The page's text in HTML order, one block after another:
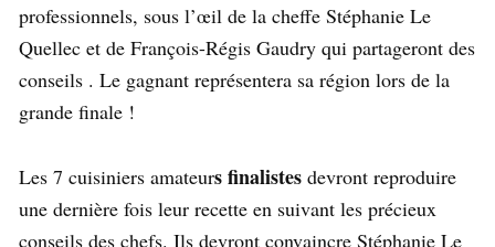
professionnels, sous l’œil de la cheffe Stéphanie Le
Quellec et de François-Régis Gaudry qui partageront des
conseils . Le gagnant représentera sa région lors de la
grande finale !
Les 7 cuisiniers amateurs finalistes devront reproduire
une dernière fois leur recette en suivant les précieux
conseils des chefs. Ils devront convaincre Stéphanie Le